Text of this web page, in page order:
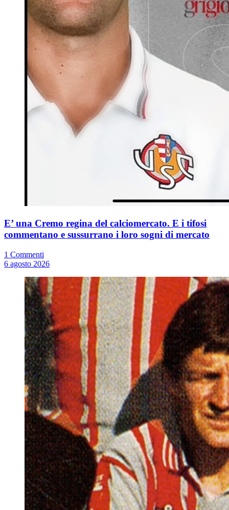
E’ una Cremo regina del calciomercato. E i tifosi
commentano e sussurrano i loro sogni di mercato
1 Commenti
6 agosto 2026